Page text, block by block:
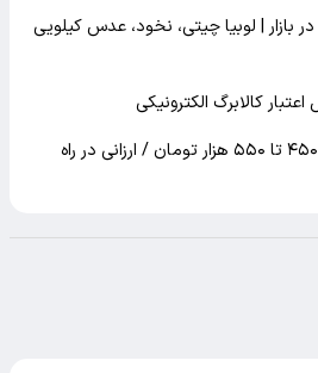
بازار | لوبیا چیتی، نخود، عدس کیلویی
کالابرگ الکترونیکی
قیمت برنج هنوز در کانال ۴۵۰ تا ۵۵۰ هزار تومان / ارزانی در راه